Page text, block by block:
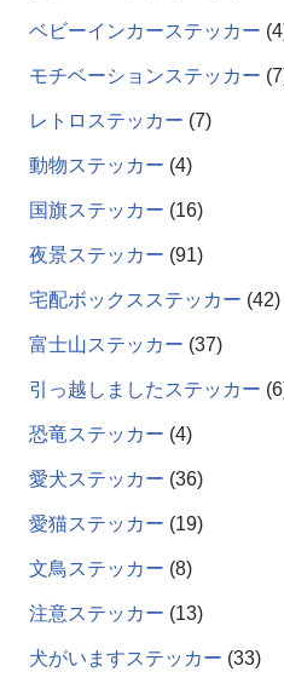
ベビーインカーステッカー 4
モチベーションステッカー 7
レトロステッカー 7
動物ステッカー 4
国旗ステッカー 16
夜景ステッカー 91
宅配ボックスステッカー 42
富士山ステッカー 37
引っ越しましたステッカー 6
恐竜ステッカー 4
愛犬ステッカー 36
愛猫ステッカー 19
文鳥ステッカー 8
注意ステッカー 13
犬がいますステッカー 33